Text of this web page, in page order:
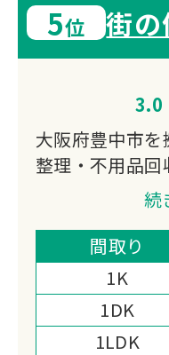
5位 街の
3.0
大阪府豊中市
整理・不用品
ストップで対応
軽トラから2t
題パックで追
ん。
買取対応や女
軟な対応が強み
続
間取り
1K
1DK
1LDK